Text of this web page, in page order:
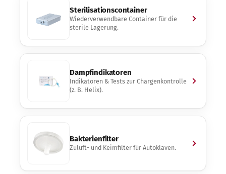
Sterilisationscontainer
Wiederverwendbare Container für die
sterile Lagerung.
Dampfindikatoren
Indikatoren & Tests zur Chargenkontrolle
(z. B. Helix).
Bakterienfilter
Zuluft- und Keimfilter für Autoklaven.